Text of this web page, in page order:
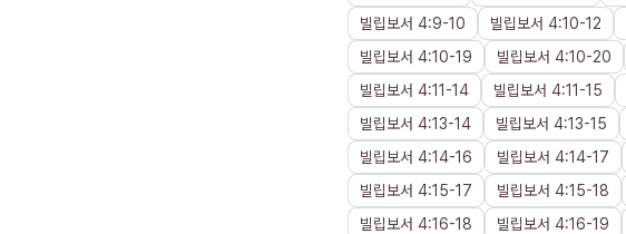
빌립보서 4:9-10 빌립보서 4:10-12
빌립보서 4:10-19 빌립보서 4:10-20
빌립보서 4:11 -14 빌립보서 4:11 -15
빌립보서 4:13-14 빌립보서 4:13-15
빌립보서 4:14-16 빌립보서 4:14-17
빌립보서 4:15-17 빌립보서 4:15-18
빌립보서 4:16-18 빌립보서 4:16-19